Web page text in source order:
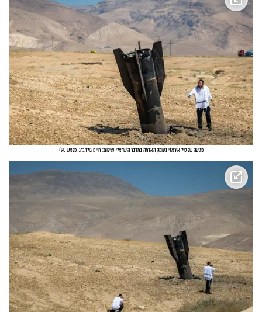
פגיעה של טיל איראני בעומק האדמה במדבר הישראלי (צילום: חיים גולדברג, פלאש 90 )